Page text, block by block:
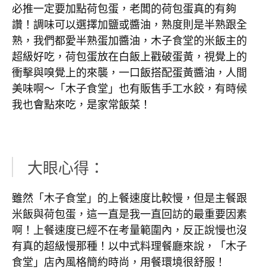
必推一定要加點荷包蛋，老闆的荷包蛋真的有夠
讚！調味可以選擇加鹽或醬油，熟度則是半熟跟全
熟，我們都愛半熟蛋加醬油，木子食堂的米飯主的
超級好吃，荷包蛋放在白飯上戳破蛋黃，視覺上的
衝擊與嗅覺上的來襲，一口飯搭配蛋黃醬油，人間
美味啊～「木子食堂」也有販售手工水餃，有時候
我也會點來吃，是家常飯菜！
大眼心得：
雖然「木子食堂」的上餐速度比較慢，但是主餐跟
米飯與荷包蛋，這一直是我一直回訪的最重要因素
啊！上餐速度已經不在考量範圍內，反正說慢也沒
有真的超級慢那種！以中式料理餐廳來說，「木子
食堂」店內風格簡約時尚，用餐環境很舒服！